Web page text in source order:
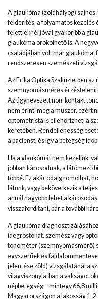
A glaukóma (zöldhályog)
felderítés, a folyamatos kezelés
felettieknél jóval gyakoribb a
glaukóma örökölhető is. A
családjában volt már
rendszeresen szemészeti
Az Erika Optika Szaküzletben
szemnyomásmérés
Az úgynevezett non-kontakt
nem érinti meg a műszer, ezért
optometrista is ellenőrizheti a
keretében. Rendellenesség
a pacienst, és így a betegség
Ha a glaukómát nem kezeljük,
jobban károsodnak, a látómező
többé. Ez akár odáig romolhat,
látunk, vagy bekövetkezik a
annál nagyobb lehet a
visszafordítani, bár a további
A glaukóma
idegrostokat, szemész vagy
tonométer (szemnyomásmérő)
egyszerűek és
jelentése zöld) vizsgálatánál a
világviszonylatban a vakságot
népbetegség – mintegy 66,8
Magyarországon a lakosság 1-